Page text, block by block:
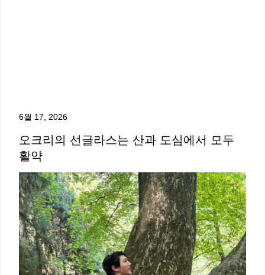
6월 17, 2026
오크리의 선글라스는 산과 도심에서 모두
활약